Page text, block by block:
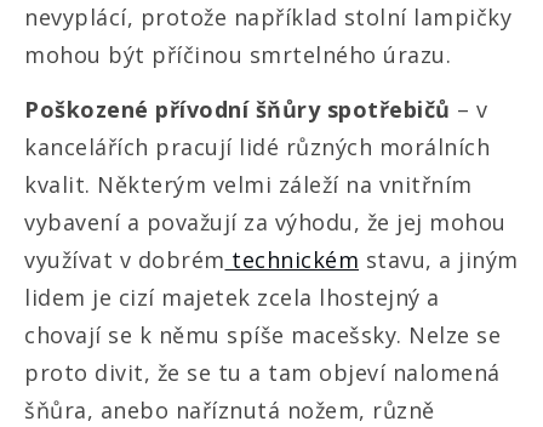
nevyplácí, protože například stolní lampičky
mohou být příčinou smrtelného úrazu.
Poškozené přívodní šňůry spotřebičů – v
kancelářích pracují lidé různých morálních
kvalit. Některým velmi záleží na vnitřním
vybavení a považují za výhodu, že jej mohou
využívat v dobrém technickém stavu, a jiným
lidem je cizí majetek zcela lhostejný a
chovají se k němu spíše macešsky. Nelze se
proto divit, že se tu a tam objeví nalomená
šňůra, anebo naříznutá nožem, různě